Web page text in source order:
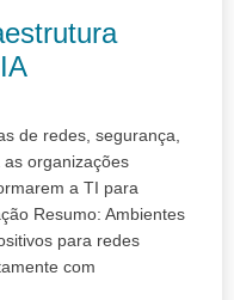
de redes, segurança,
organizações
a TI para
Resumo: Ambientes
para redes
com